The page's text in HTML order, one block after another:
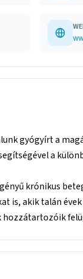
gyógyírt a
a
krónikus
akik talán